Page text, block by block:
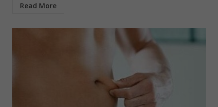
Read More